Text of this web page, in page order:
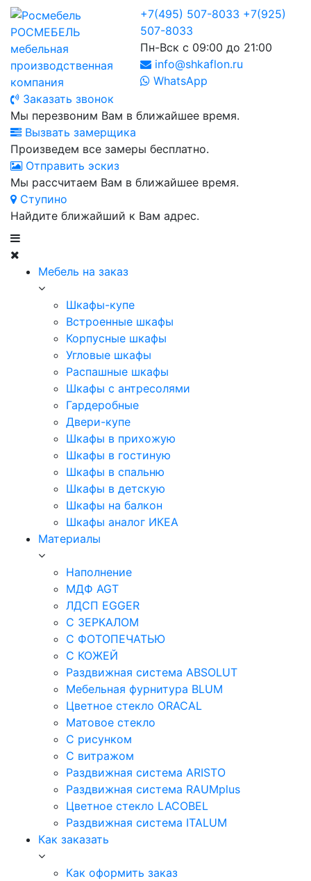
РОСМЕБЕЛЬ
мебельная
производственная
компания
+7(495) 507-8033 +7(925)
507-8033
Пн-Вск с 09:00 до 21:00
info@shkaflon.ru
WhatsApp
Заказать звонок
Мы перезвоним Вам в ближайшее время.
Вызвать замерщика
Произведем все замеры бесплатно.
Отправить эскиз
Мы рассчитаем Вам в ближайшее время.
Ступино
Найдите ближайший к Вам адрес.
Мебель на заказ
Шкафы-купе
Встроенные шкафы
Корпусные шкафы
Угловые шкафы
Распашные шкафы
Шкафы с антресолями
Гардеробные
Двери-купе
Шкафы в прихожую
Шкафы в гостиную
Шкафы в спальню
Шкафы в детскую
Шкафы на балкон
Шкафы аналог ИКЕА
Материалы
Наполнение
МДФ AGT
ЛДСП EGGER
С ЗЕРКАЛОМ
С ФОТОПЕЧАТЬЮ
С КОЖЕЙ
Раздвижная система ABSOLUT
Мебельная фурнитура BLUM
Цветное стекло ORACAL
Матовое стекло
C рисунком
C витражом
Раздвижная система ARISTO
Раздвижная система RAUMplus
Цветное стекло LACOBEL
Раздвижная система ITALUM
Как заказать
Как оформить заказ